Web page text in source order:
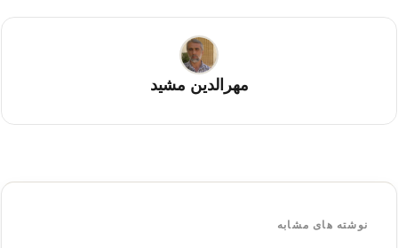
مهرالدین مشید
نوشته های مشابه